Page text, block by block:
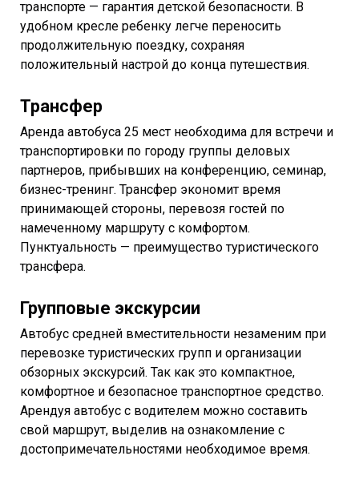
транспорте — гарантия детской безопасности. В
удобном кресле ребенку легче переносить
продолжительную поездку, сохраняя
положительный настрой до конца путешествия.
Трансфер
Аренда автобуса 25 мест необходима для встречи и
транспортировки по городу группы деловых
партнеров, прибывших на конференцию, семинар,
бизнес-тренинг. Трансфер экономит время
принимающей стороны, перевозя гостей по
намеченному маршруту с комфортом.
Пунктуальность — преимущество туристического
трансфера.
Групповые экскурсии
Автобус средней вместительности незаменим при
перевозке туристических групп и организации
обзорных экскурсий. Так как это компактное,
комфортное и безопасное транспортное средство.
Арендуя автобус с водителем можно составить
свой маршрут, выделив на ознакомление с
достопримечательностями необходимое время.